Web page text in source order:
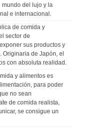
del lujo y la
e internacional.
de comida y
sector de
sus productos y
de Japón, el
con absoluta realidad.
y alimentos es
para poder
no sean
de comida realista,
se consigue un